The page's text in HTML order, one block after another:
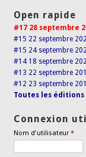
Open rapide
#17 28 septembre
#15 22 septembre
#15 24 septembre
#14 18 septembre
#13 22 septembre
#12 23 septembre
Toutes les éditions
Connexion
Nom d'utilisateur*